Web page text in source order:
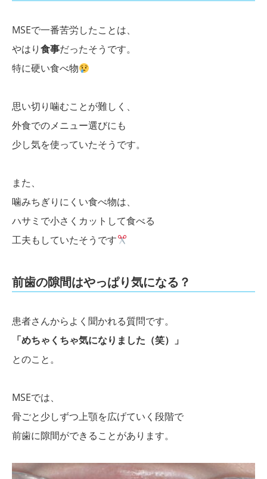
MSEで一番苦労したことは、
やはり食事だったそうです。
特に硬い食べ物
思い切り噛むことが難しく、
外食でのメニュー選びにも
少し気を使っていたそうです。
また、
噛みちぎりにくい食べ物は、
ハサミで小さくカットして食べる
工夫もしていたそうです
前歯の隙間はやっぱり気になる？
患者さんからよく聞かれる質問です。
「めちゃくちゃ気になりました（笑）」
とのこと。
MSEでは、
骨ごと少しずつ上顎を広げていく段階で
前歯に隙間ができることがあります。